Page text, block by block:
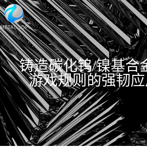
铸造碳化钨/镍基合
游戏规则的强韧